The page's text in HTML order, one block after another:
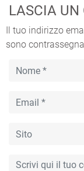
LASCIA UN
Il tuo indirizzo
sono